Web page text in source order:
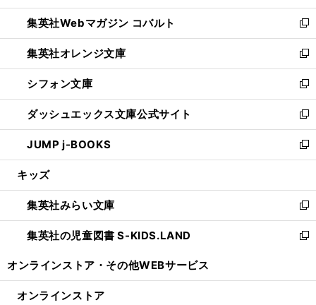
開
く
ウ
で
開
く
ン
ド
ウ
で
開
く
ウ
ィ
ン
ド
ウ
で
開
く
集英社Webマガジン コバルト
新
し
い
ウ
ィ
ン
ド
ウ
で
開
集英社オレンジ文庫
新
し
い
ウ
ィ
ン
ド
ウ
開
く
シフォン文庫
新
し
い
ウ
ィ
ン
ウ
で
開
く
ダッシュエックス文庫公式サイト
新
し
い
ウ
ン
ド
ウ
で
JUMP j-BOOKS
新
し
ウ
ィ
ン
ド
開
キッズ
集英社みらい文庫
新
し
い
ン
集英社の児童図書 S-KIDS.LAND
新
ウ
オンラインストア・ その他WEBサービス
オンラインストア